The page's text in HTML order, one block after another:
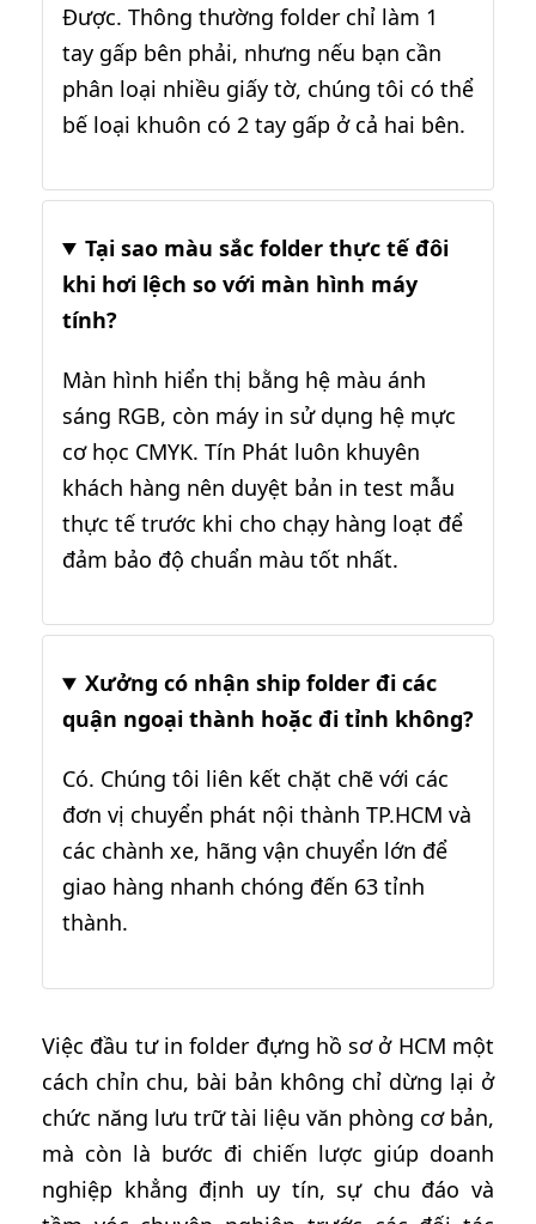
Được. Thông thường folder chỉ làm 1
tay gấp bên phải, nhưng nếu bạn cần
phân loại nhiều giấy tờ, chúng tôi có thể
bế loại khuôn có 2 tay gấp ở cả hai bên.
Tại sao màu sắc folder thực tế đôi
khi hơi lệch so với màn hình máy
tính?
Màn hình hiển thị bằng hệ màu ánh
sáng RGB, còn máy in sử dụng hệ mực
cơ học CMYK. Tín Phát luôn khuyên
khách hàng nên duyệt bản in test mẫu
thực tế trước khi cho chạy hàng loạt để
đảm bảo độ chuẩn màu tốt nhất.
Xưởng có nhận ship folder đi các
quận ngoại thành hoặc đi tỉnh không?
Có. Chúng tôi liên kết chặt chẽ với các
đơn vị chuyển phát nội thành TP.HCM và
các chành xe, hãng vận chuyển lớn để
giao hàng nhanh chóng đến 63 tỉnh
thành.
Việc đầu tư in folder đựng hồ sơ ở HCM một
cách chỉn chu, bài bản không chỉ dừng lại ở
chức năng lưu trữ tài liệu văn phòng cơ bản,
mà còn là bước đi chiến lược giúp doanh
nghiệp khẳng định uy tín, sự chu đáo và